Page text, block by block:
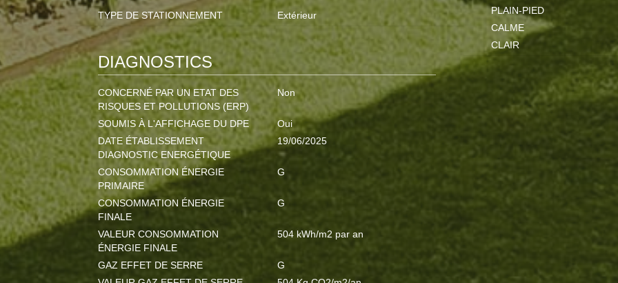
PLAIN-PIED
CALME
CLAIR
TYPE DE STATIONNEMENT Extérieur
DIAGNOSTICS
CONCERNÉ PAR UN ETAT DES
RISQUES ET POLLUTIONS (ERP)
Non
SOUMIS À L'AFFICHAGE DU DPE
Oui
DATE ÉTABLISSEMENT
DIAGNOSTIC ENERGÉTIQUE
19/06/2025
CONSOMMATION ÉNERGIE
PRIMAIRE
G
CONSOMMATION ÉNERGIE
FINALE
G
VALEUR CONSOMMATION
ÉNERGIE FINALE
504 kWh/m2 par an
GAZ EFFET DE SERRE
G